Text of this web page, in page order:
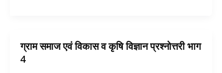
ग्राम समाज एवं विकास व कृषि विज्ञान प्रश्नोत्तरी भाग
4